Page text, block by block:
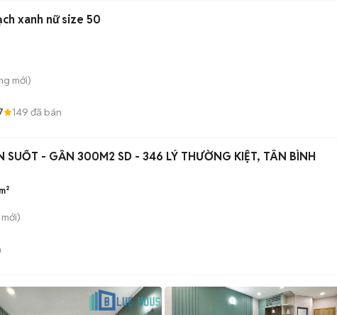
xanh nữ size 50
mới)
149 đã bán
SUỐT - GẦN 300M2 SD - 346 LÝ THƯỜNG KIỆT, TÂN BÌNH
mới)